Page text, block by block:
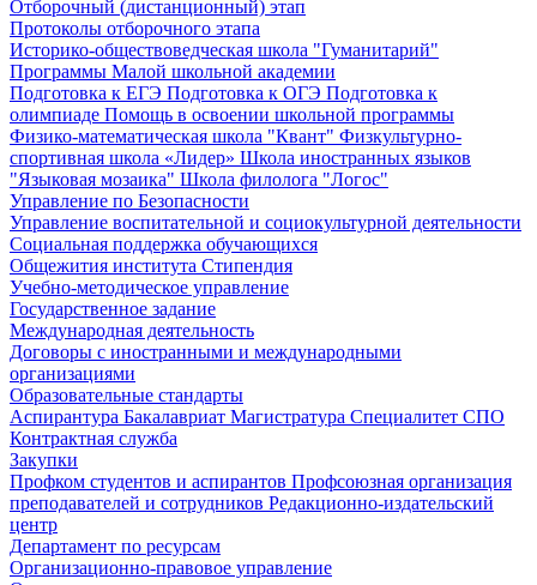
Отборочный (дистанционный) этап
Протоколы отборочного этапа
Историко-обществоведческая школа "Гуманитарий"
Программы Малой школьной академии
Подготовка к ЕГЭ Подготовка к ОГЭ Подготовка к
олимпиаде Помощь в освоении школьной программы
Физико-математическая школа "Квант" Физкультурно-
спортивная школа «Лидер» Школа иностранных языков
"Языковая мозаика" Школа филолога "Логос"
Управление по Безопасности
Управление воспитательной и социокультурной деятельности
Социальная поддержка обучающихся
Общежития института Стипендия
Учебно-методическое управление
Государственное задание
Международная деятельность
Договоры с иностранными и международными
организациями
Образовательные стандарты
Аспирантура Бакалавриат Магистратура Специалитет СПО
Контрактная служба
Закупки
Профком студентов и аспирантов Профсоюзная организация
преподавателей и сотрудников Редакционно-издательский
центр
Департамент по ресурсам
Организационно-правовое управление